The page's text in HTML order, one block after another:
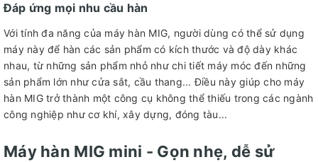
Đáp ứng mọi nhu cầu hàn
Với tính đa năng của máy hàn MIG, người dùng có thể sử dụng
máy này để hàn các sản phẩm có kích thước và độ dày khác
nhau, từ những sản phẩm nhỏ như chi tiết máy móc đến những
sản phẩm lớn như cửa sắt, cầu thang... Điều này giúp cho máy
hàn MIG trở thành một công cụ không thể thiếu trong các ngành
công nghiệp như cơ khí, xây dựng, đóng tàu...
Máy hàn MIG mini - Gọn nhẹ, dễ sử